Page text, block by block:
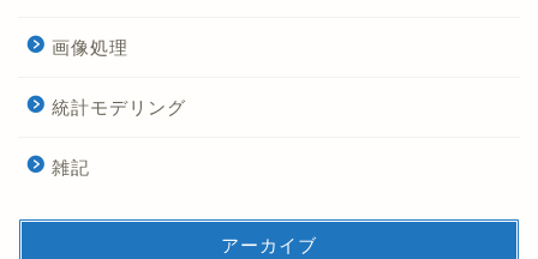
画像処理
統計モデリング
雑記
アーカイブ